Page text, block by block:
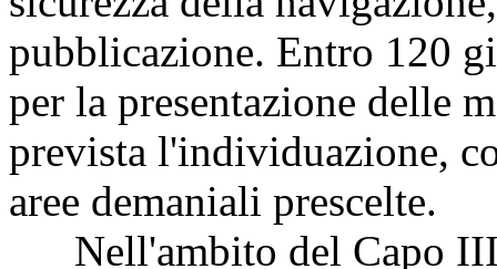
pubblicazione. Entro 120
per la presentazione delle
prevista l'individuazione,
aree demaniali prescelte.
Nell'ambito del Capo